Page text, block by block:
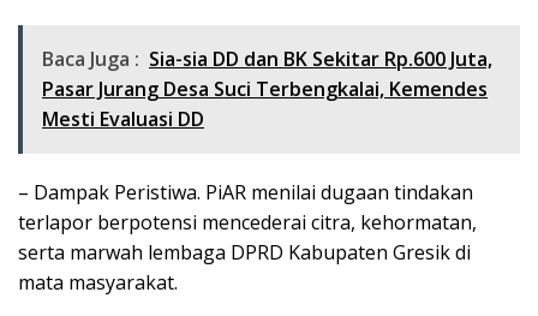
Baca Juga : Sia-sia DD dan BK Sekitar Rp.600 Juta,
Pasar Jurang Desa Suci Terbengkalai, Kemendes
Mesti Evaluasi DD
– Dampak Peristiwa. PiAR menilai dugaan tindakan
terlapor berpotensi mencederai citra, kehormatan,
serta marwah lembaga DPRD Kabupaten Gresik di
mata masyarakat.